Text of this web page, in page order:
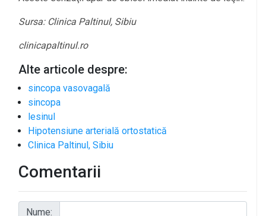
Sursa: Clinica Paltinul, Sibiu
clinicapaltinul.ro
Alte articole despre:
sincopa vasovagală
sincopa
lesinul
Hipotensiune arterială ortostatică
Clinica Paltinul, Sibiu
Comentarii
Nume: